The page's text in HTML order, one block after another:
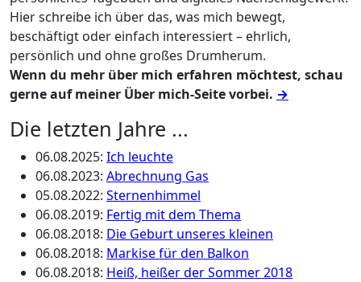
Hier schreibe ich über das, was mich bewegt,
beschäftigt oder einfach interessiert – ehrlich,
persönlich und ohne großes Drumherum.
Wenn du mehr über mich erfahren möchtest, schau
gerne auf meiner Über mich-Seite vorbei. →
Die letzten Jahre ...
06.08.2025: Ich leuchte
06.08.2023: Abrechnung Gas
05.08.2022: Sternenhimmel
06.08.2019: Fertig mit dem Thema
06.08.2018: Die Geburt unseres kleinen
06.08.2018: Markise für den Balkon
06.08.2018: Heiß, heißer der Sommer 2018